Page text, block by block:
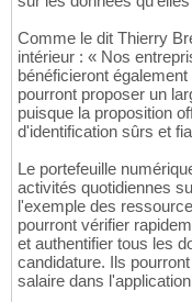
Comme le dit Thierry
intérieur : « Nos
bénéficieront
pourront proposer un
puisque la proposition
d'identification sûrs et
Le portefeuille
activités quotidiennes
l'exemple des
pourront vérifier
et authentifier tous les
candidature. Ils
salaire dans